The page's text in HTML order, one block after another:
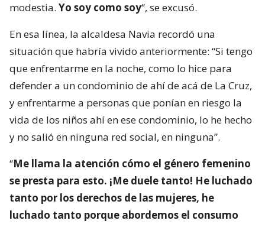
modestia. Yo soy como soy“, se excusó.
En esa línea, la alcaldesa Navia recordó una
situación que habría vivido anteriormente: “Si tengo
que enfrentarme en la noche, como lo hice para
defender a un condominio de ahí de acá de La Cruz,
y enfrentarme a personas que ponían en riesgo la
vida de los niños ahí en ese condominio, lo he hecho
y no salió en ninguna red social, en ninguna”.
“Me llama la atención cómo el género femenino
se presta para esto. ¡Me duele tanto! He luchado
tanto por los derechos de las mujeres, he
luchado tanto porque abordemos el consumo